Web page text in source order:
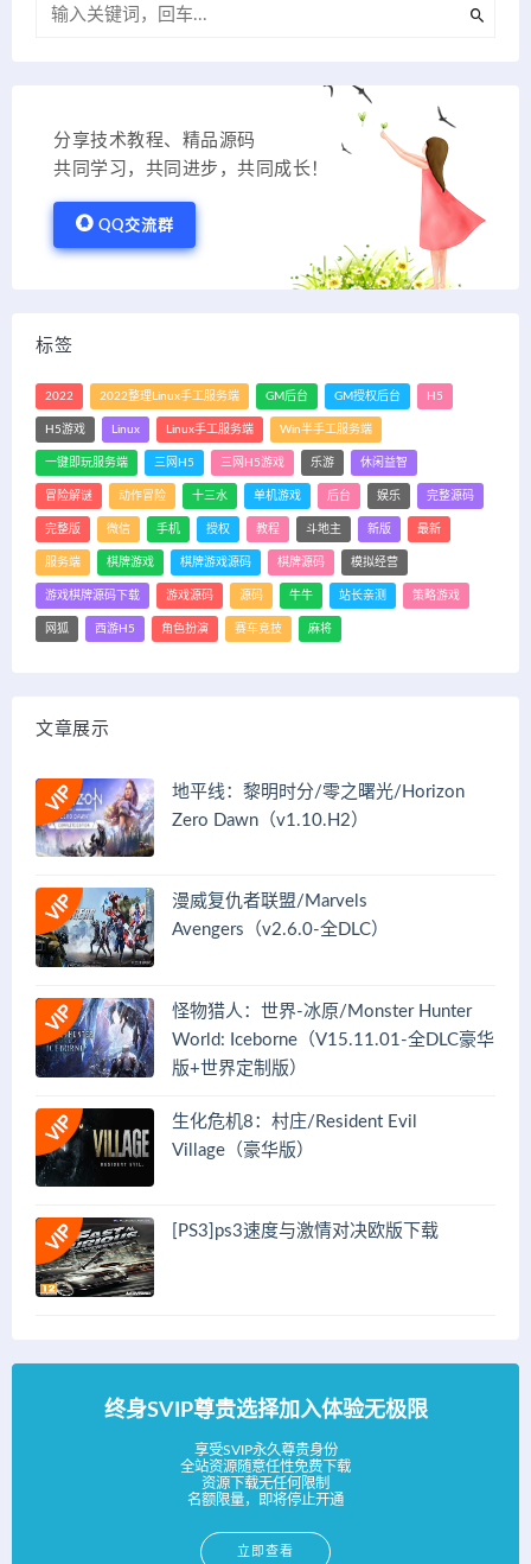
分享技术教程、精品源码
共同学习，共同进步，共同成长！
QQ交流群
标签
2022 2022整理Linux手工服务端 GM后台 GM授权后台 H5
H5游戏 Linux Linux手工服务端 Win半手工服务端
一键即玩服务端 三网H5 三网H5游戏 乐游 休闲益智
冒险解谜 动作冒险 十三水 单机游戏 后台 娱乐 完整源码
完整版 微信 手机 授权 教程 斗地主 新版 最新
服务端 棋牌游戏 棋牌游戏源码 棋牌源码 模拟经营
游戏棋牌源码下载 游戏源码 源码 牛牛 站长亲测 策略游戏
网狐 西游H5 角色扮演 赛车竞技 麻将
文章展示
地平线：黎明时分/零之曙光/Horizon
Zero Dawn（v1.10.H2）
漫威复仇者联盟/Marvels
Avengers（v2.6.0-全DLC）
怪物猎人：世界-冰原/Monster Hunter
World: Iceborne（V15.11.01-全DLC豪华
版+世界定制版）
生化危机8：村庄/Resident Evil
Village（豪华版）
[PS3]ps3速度与激情对决欧版下载
终身SVIP尊贵选择加入体验无极限
享受SVIP永久尊贵身份
全站资源随意任性免费下载
资源下载无任何限制
名额限量，即将停止开通
立即查看